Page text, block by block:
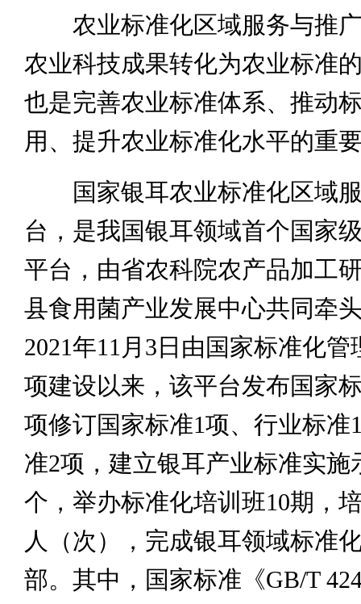
农业标准化区域服务与推广
农业科技成果转化为农业标准
也是完善农业标准体系、推动
用、提升农业标准化水平的重
国家银耳农业标准化区域服
台，是我国银耳领域首个国家
平台，由省农科院农产品加工
县食用菌产业发展中心共同牵
2021年11月3日由国家标准化管
项建设以来，该平台发布国家
项修订国家标准1项、行业标准
准2项，建立银耳产业标准实施
个，举办标准化培训班10期，
人（次），完成银耳领域标准
部。其中，国家标准《GB/T